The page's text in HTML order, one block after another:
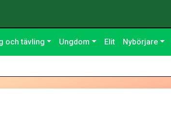
och tävling Ungdom Elit Nybörjare